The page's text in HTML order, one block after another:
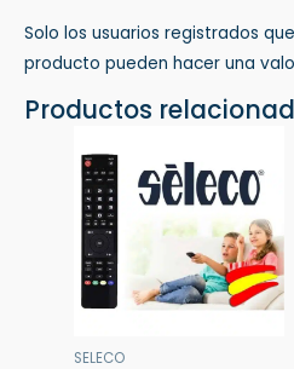
Solo los usuarios registrados
producto pueden hacer una
Productos
SELECO